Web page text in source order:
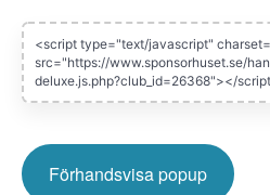
Förhandsvisa popup